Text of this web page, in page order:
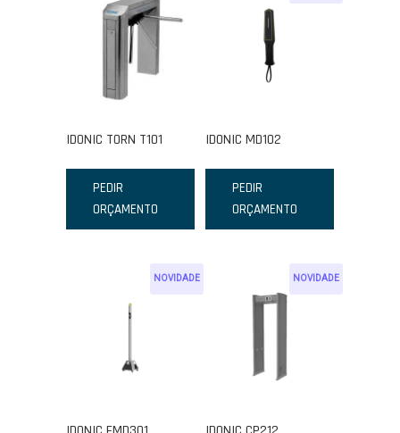
IDONIC TORN T101
PEDIR
ORÇAMENTO
IDONIC MD102
PEDIR
ORÇAMENTO
NOVIDADE NOVIDADE